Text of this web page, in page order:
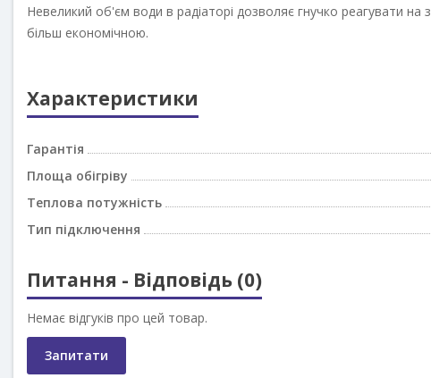
Невеликий об'єм води в радіаторі дозволяє гнучко реагувати на
економічною.
Характеристики
Гарантія
Площа обігріву
Теплова потужність
Тип підключення
Питання - Відповідь (0)
Немає відгуків про цей товар.
Запитати